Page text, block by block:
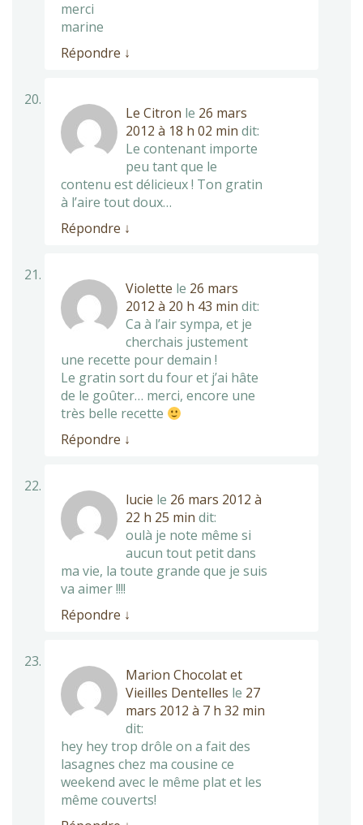
merci
marine
Répondre ↓
Le Citron le 26 mars
2012 à 18 h 02 min dit:
Le contenant importe
peu tant que le
contenu est délicieux ! Ton gratin
à l’aire tout doux…
Répondre ↓
Violette le 26 mars
2012 à 20 h 43 min dit:
Ca à l’air sympa, et je
cherchais justement
une recette pour demain !
Le gratin sort du four et j’ai hâte
de le goûter… merci, encore une
très belle recette
Répondre ↓
lucie le 26 mars 2012 à
22 h 25 min dit:
oulà je note même si
aucun tout petit dans
ma vie, la toute grande que je suis
va aimer !!!!
Répondre ↓
Marion Chocolat et
Vieilles Dentelles le 27
mars 2012 à 7 h 32 min
dit:
hey hey trop drôle on a fait des
lasagnes chez ma cousine ce
weekend avec le même plat et les
même couverts!